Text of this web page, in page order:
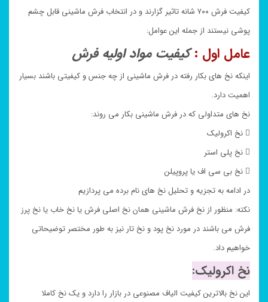
کیفیت فرش ۷۰۰ شانه تاثیر گزارند و در انتخاب فرش ماشینی قابل چشم
پوشی نیستند از جمله این عوامل:
عامل اول : کیفیت مواد اولیه فرش
اینکه نخ های بکار رفته در فرش ماشینی از چه جنس و کیفیتی باشند بسیار
اهمیت دارد.
نخ های متداولی که در فرش ماشینی بکار می روند:
 نخ اکرولیک
 نخ پلی استر
 نخ بی سی اف یا پروپیلن
در ادامه به تجزیه و تحلیل نخ های نام برده می پردازیم
نکته: منظور از نخ فرش ماشینی همان نخ اصلی فرش یا نخ خاب یا نخ پرز
فرش می باشند در مورد نخ پود و نخ تار نیز به طور مختصر توضیحاتی
خواهیم داد.
نخ اکرولیک:
این نخ بالاترین کیفیت الیاف مصنوعی در بازار را دارد و یک نخ کاملا